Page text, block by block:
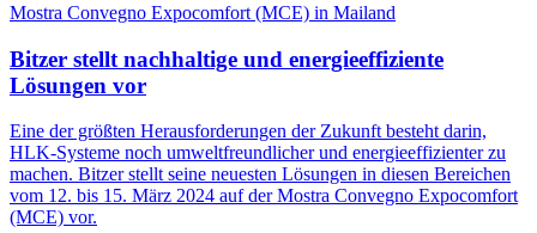
Mostra Convegno Expocomfort (MCE) in Mailand
Bitzer stellt nachhaltige und energieeffiziente
Lösungen vor
Eine der größten Herausforderungen der Zukunft besteht darin,
HLK-Systeme noch umweltfreundlicher und energieeffizienter zu
machen. Bitzer stellt seine neuesten Lösungen in diesen Bereichen
vom 12. bis 15. März 2024 auf der Mostra Convegno Expocomfort
(MCE) vor.